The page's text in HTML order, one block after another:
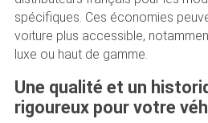
spécifiques. Ces économies
voiture plus accessible,
luxe ou haut de gamme.
Une qualité et un
rigoureux pour votre